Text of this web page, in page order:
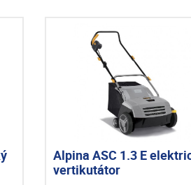
Alpina ASC 1.3 E
vertikutátor